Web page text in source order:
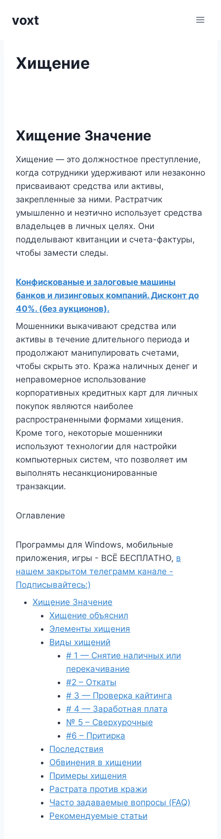
voxt
Хищение
Хищение Значение
Хищение — это должностное преступление,
когда сотрудники удерживают или незаконно
присваивают средства или активы,
закрепленные за ними. Растратчик
умышленно и неэтично использует средства
владельцев в личных целях. Они
подделывают квитанции и счета-фактуры,
чтобы замести следы.
Конфискованые и залоговые машины
банков и лизинговых компаний. Дисконт до
40%. (без аукционов).
Мошенники выкачивают средства или
активы в течение длительного периода и
продолжают манипулировать счетами,
чтобы скрыть это. Кража наличных денег и
неправомерное использование
корпоративных кредитных карт для личных
покупок являются наиболее
распространенными формами хищения.
Кроме того, некоторые мошенники
используют технологии для настройки
компьютерных систем, что позволяет им
выполнять несанкционированные
транзакции.
Оглавление
Программы для Windows, мобильные
приложения, игры - ВСЁ БЕСПЛАТНО, в
нашем закрытом телеграмм канале -
Подписывайтесь:)
Хищение Значение
Хищение объяснил
Элементы хищения
Виды хищений
# 1 — Снятие наличных или
перекачивание
#2 – Откаты
# 3 — Проверка кайтинга
# 4 — Заработная плата
№ 5 – Сверхурочные
#6 – Притирка
Последствия
Обвинения в хищении
Примеры хищения
Растрата против кражи
Часто задаваемые вопросы (FAQ)
Рекомендуемые статьи